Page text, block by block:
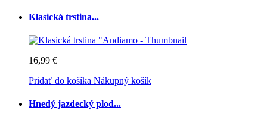
Klasická trstina...
16,99 €
Pridať do košíka Nákupný košík
Hnedý jazdecký plod...